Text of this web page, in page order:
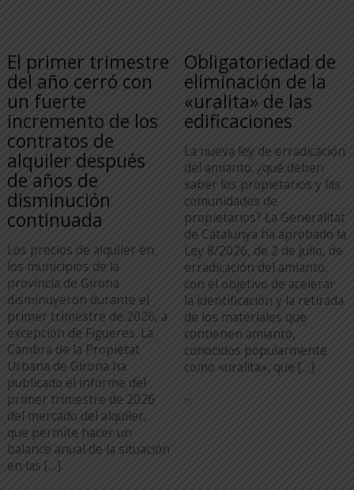
El primer trimestre
del año cerró con
un fuerte
incremento de los
contratos de
alquiler después
de años de
disminución
continuada
Los precios de alquiler en
los municipios de la
provincia de Girona
disminuyeron durante el
primer trimestre de 2026, a
excepción de Figueres. La
Cambra de la Propietat
Urbana de Girona ha
publicado el informe del
primer trimestre de 2026
del mercado del alquiler,
que permite hacer un
balance anual de la situación
en las […]
Obligatoriedad de
eliminación de la
«uralita» de las
edificaciones
La nueva ley de erradicación
del amianto: ¿qué deben
saber los propietarios y las
comunidades de
propietarios? La Generalitat
de Catalunya ha aprobado la
Ley 8/2026, de 2 de julio, de
erradicación del amianto,
con el objetivo de acelerar
la identificación y la retirada
de los materiales que
contienen amianto,
conocidos popularmente
como «uralita», que […]
...